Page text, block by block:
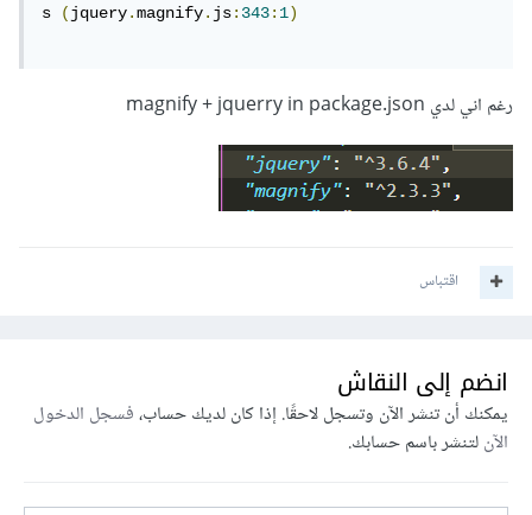
s (jquery.magnify.js:343:1)
رغم اني لدي magnify + jquerry in package.json
اقتباس
انضم إلى النقاش
يمكنك أن تنشر الآن وتسجل لاحقًا. إذا كان لديك حساب،فسجل الدخول
الآنلتنشر باسم حسابك.